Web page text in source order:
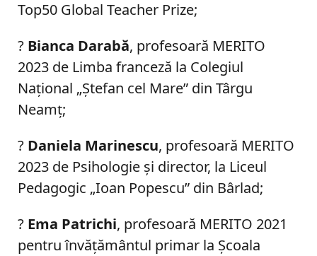
Top50 Global Teacher Prize;
? Bianca Darabă, profesoară MERITO
2023 de Limba franceză la Colegiul
Naţional „Ştefan cel Mare” din Târgu
Neamţ;
? Daniela Marinescu, profesoară MERITO
2023 de Psihologie şi director, la Liceul
Pedagogic „Ioan Popescu” din Bârlad;
? Ema Patrichi, profesoară MERITO 2021
pentru învăţământul primar la Şcoala